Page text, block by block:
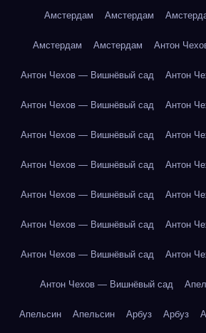
Амстердам Амстердам
Амстердам Амстердам Антон
Антон Чехов — Вишнёвый сад Антон
Антон Чехов — Вишнёвый сад Антон
Антон Чехов — Вишнёвый сад Антон
Антон Чехов — Вишнёвый сад Антон
Антон Чехов — Вишнёвый сад Антон
Антон Чехов — Вишнёвый сад Антон
Антон Чехов — Вишнёвый сад Антон
Антон Чехов — Вишнёвый сад
Апельсин Апельсин Арбуз Арбуз